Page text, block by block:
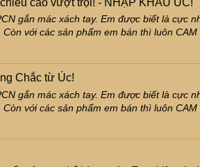
gắn mác xách tay. Em được biết là cực
với các sản phẩm em bán thì luôn CAM
Chắc từ Úc!
gắn mác xách tay. Em được biết là cực
với các sản phẩm em bán thì luôn CAM